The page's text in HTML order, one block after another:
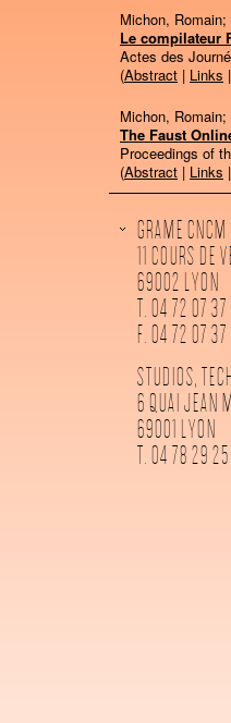
Michon,
Le compilateur
Actes des
(Abstract | Links |
Michon,
The Faust
Proceedings of
(Abstract | Links |
GRAME CNCM
11 COURS DE
69002 LYON
T. 04 72 07
F. 04 72 07 37
STUDIOS,
6 QUAI JEAN
69001 LYON
T. 04 78 29